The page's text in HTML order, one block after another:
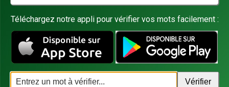
Téléchargez notre appli pour vérifier vos mots facilement :